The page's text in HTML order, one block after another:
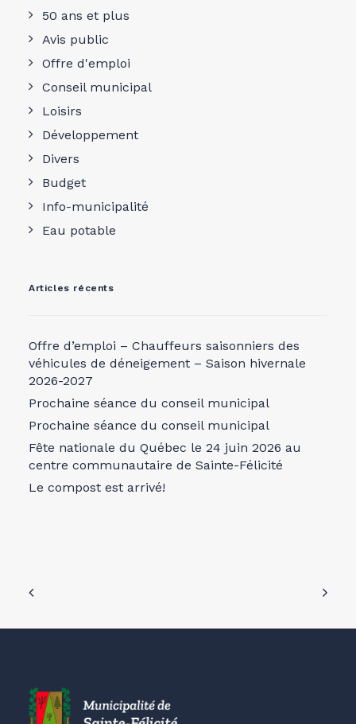
50 ans et plus
Avis public
Offre d'emploi
Conseil municipal
Loisirs
Développement
Divers
Budget
Info-municipalité
Eau potable
Articles récents
Offre d’emploi – Chauffeurs saisonniers des
véhicules de déneigement – Saison hivernale
2026-2027
Prochaine séance du conseil municipal
Prochaine séance du conseil municipal
Fête nationale du Québec le 24 juin 2026 au
centre communautaire de Sainte-Félicité
Le compost est arrivé!